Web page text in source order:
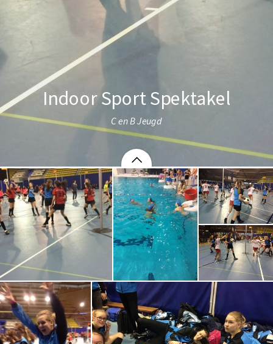
Indoor Sport Spektakel
C en B Jeugd